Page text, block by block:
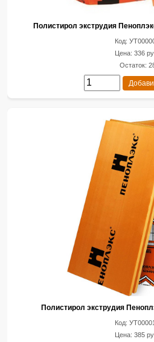
Полистирол экструдия
Код:
Цена: 336
Остаток:
Полистирол экструдия
Код:
Цена: 385